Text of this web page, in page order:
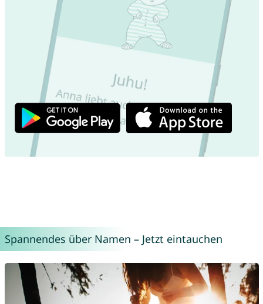
Spannendes über Namen – Jetzt eintauchen